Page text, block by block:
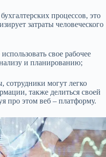
процессов, это
затраты человеческого
свое рабочее
и планированию;
могут легко
также делиться своей
про этом веб – платформу.